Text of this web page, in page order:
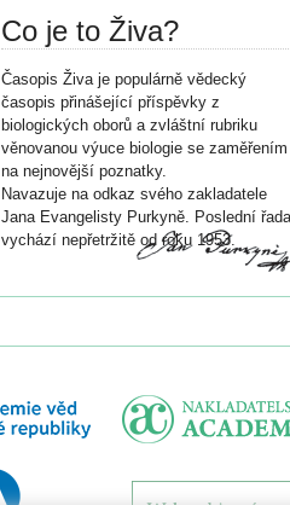
Co je to Živa?
Časopis Živa je populárně vědecký
časopis přinášející příspěvky z
biologických oborů a zvláštní rubriku
věnovanou výuce biologie se zaměřením
na nejnovější poznatky.
Navazuje na odkaz svého zakladatele
Jana Evangelisty Purkyně. Poslední řada
vychází nepřetržitě od roku 1953.